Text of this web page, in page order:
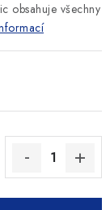
obsahuje všechny